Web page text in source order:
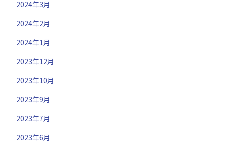
2024年3月
2024年2月
2024年1月
2023年12月
2023年10月
2023年9月
2023年7月
2023年6月